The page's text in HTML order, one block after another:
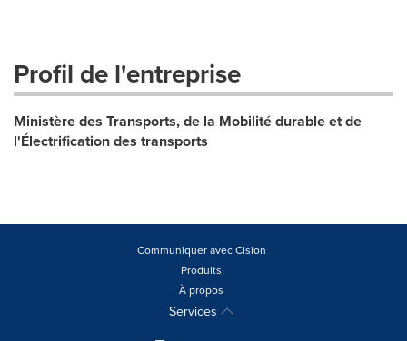
Profil de l'entreprise
Ministère des Transports, de la Mobilité durable et de
l'Électrification des transports
Communiquer avec Cision
Produits
À propos
Services